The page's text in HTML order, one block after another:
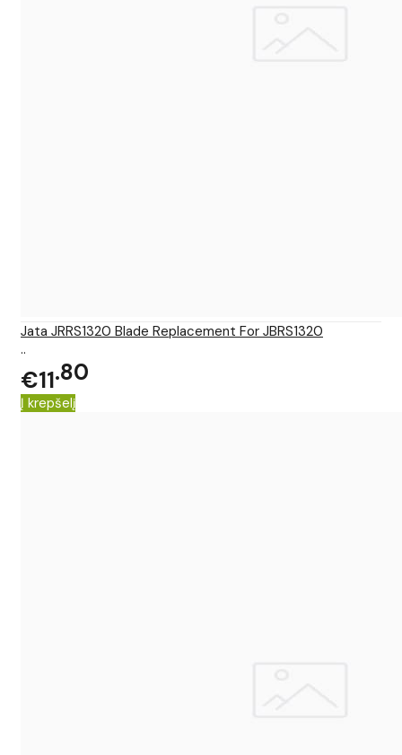
Jata JRRS1320 Blade Replacement For JBRS1320
..
€11 80
Į krepšelį